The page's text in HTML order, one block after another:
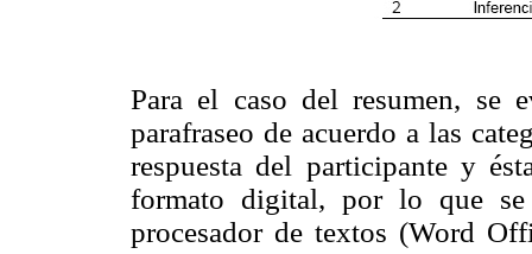
Para el caso del resumen, se
parafraseo de acuerdo a las
respuesta del participante y
formato digital, por lo que se
procesador de textos (Word